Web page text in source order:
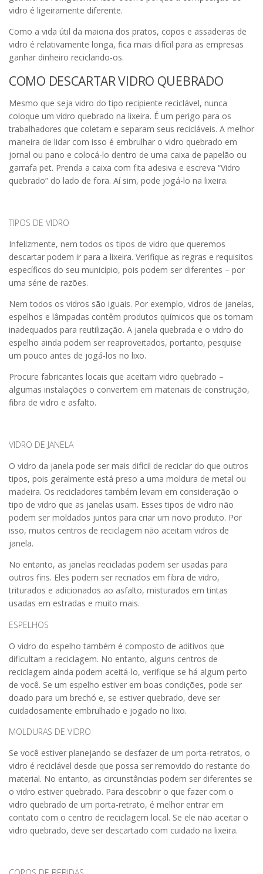
vidro é ligeiramente diferente.
Como a vida útil da maioria dos pratos, copos e assadeiras de
vidro é relativamente longa, fica mais difícil para as empresas
ganhar dinheiro reciclando-os.
COMO DESCARTAR VIDRO QUEBRADO
Mesmo que seja vidro do tipo recipiente reciclável, nunca
coloque um vidro quebrado na lixeira. É um perigo para os
trabalhadores que coletam e separam seus recicláveis. A melhor
maneira de lidar com isso é embrulhar o vidro quebrado em
jornal ou pano e colocá-lo dentro de uma caixa de papelão ou
garrafa pet. Prenda a caixa com fita adesiva e escreva “Vidro
quebrado” do lado de fora. Aí sim, pode jogá-lo na lixeira.
TIPOS DE VIDRO
Infelizmente, nem todos os tipos de vidro que queremos
descartar podem ir para a lixeira. Verifique as regras e requisitos
específicos do seu município, pois podem ser diferentes – por
uma série de razões.
Nem todos os vidros são iguais. Por exemplo, vidros de janelas,
espelhos e lâmpadas contêm produtos químicos que os tornam
inadequados para reutilização. A janela quebrada e o vidro do
espelho ainda podem ser reaproveitados, portanto, pesquise
um pouco antes de jogá-los no lixo.
Procure fabricantes locais que aceitam vidro quebrado –
algumas instalações o convertem em materiais de construção,
fibra de vidro e asfalto.
VIDRO DE JANELA
O vidro da janela pode ser mais difícil de reciclar do que outros
tipos, pois geralmente está preso a uma moldura de metal ou
madeira. Os recicladores também levam em consideração o
tipo de vidro que as janelas usam. Esses tipos de vidro não
podem ser moldados juntos para criar um novo produto. Por
isso, muitos centros de reciclagem não aceitam vidros de
janela.
No entanto, as janelas recicladas podem ser usadas para
outros fins. Eles podem ser recriados em fibra de vidro,
triturados e adicionados ao asfalto, misturados em tintas
usadas em estradas e muito mais.
ESPELHOS
O vidro do espelho também é composto de aditivos que
dificultam a reciclagem. No entanto, alguns centros de
reciclagem ainda podem aceitá-lo, verifique se há algum perto
de você. Se um espelho estiver em boas condições, pode ser
doado para um brechó e, se estiver quebrado, deve ser
cuidadosamente embrulhado e jogado no lixo.
MOLDURAS DE VIDRO
Se você estiver planejando se desfazer de um porta-retratos, o
vidro é reciclável desde que possa ser removido do restante do
material. No entanto, as circunstâncias podem ser diferentes se
o vidro estiver quebrado. Para descobrir o que fazer com o
vidro quebrado de um porta-retrato, é melhor entrar em
contato com o centro de reciclagem local. Se ele não aceitar o
vidro quebrado, deve ser descartado com cuidado na lixeira.